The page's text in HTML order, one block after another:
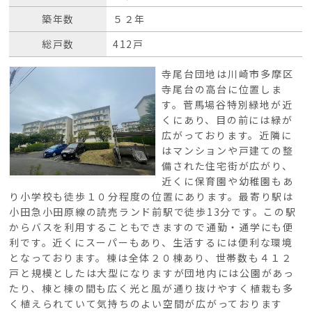
築年数
５２年
総戸数
412戸
寺尾台団地は川崎市多摩区
寺尾台の高台に位置しま
す。菅馬場谷特別緑地が近
くにあり、目の前には緑が
広がっております。近隣に
はマンションや戸建ての整
備された住宅街が広がり、
近くに保育園や幼稚園もあ
り小学校も徒歩１０分程度の位置にあります。最寄り駅は
小田急小田原線の読売ランド前駅で徒歩13分です。この駅
からバスを利用することもできますので通勤・通学にも便
利です。近くにスーパーもあり、生活するには便利な環境
となっております。棟は全体２０棟あり、世帯数も４１２
戸と規模としたは大型になりますが団地内には公園があっ
たり、棟と棟の間も広く光と風が通り抜けやすく植栽も多
く植えられていて気持ちのよい空間が広がっております